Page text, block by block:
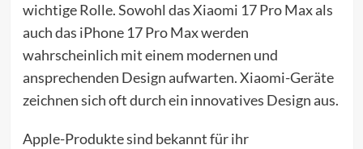
wichtige Rolle. Sowohl das Xiaomi 17 Pro Max als
auch das iPhone 17 Pro Max werden
wahrscheinlich mit einem modernen und
ansprechenden Design aufwarten. Xiaomi-Geräte
zeichnen sich oft durch ein innovatives Design aus.
Apple-Produkte sind bekannt für ihr